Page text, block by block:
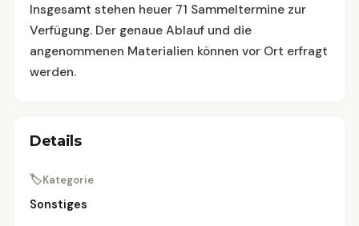
Insgesamt stehen heuer 71 Sammeltermine zur
Verfügung. Der genaue Ablauf und die
angenommenen Materialien können vor Ort erfragt
werden.
Details
🏷Kategorie
Sonstiges